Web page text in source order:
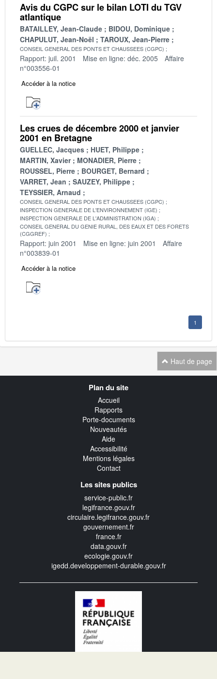
Avis du CGPC sur le bilan LOTI du TGV
atlantique
BATAILLEY, Jean-Claude
BIDOU, Dominique
CHAPULUT, Jean-Noël
TAROUX, Jean-Pierre
CONSEIL GENERAL DES PONTS ET CHAUSSEES (CGPC)
Rapport: juil. 2001 Mise en ligne: déc. 2005
Affaire
n°003556-01
Accéder à la notice
Les crues de décembre 2000 et janvier
2001 en Bretagne
GUELLEC, Jacques
HUET, Philippe
MARTIN, Xavier
MONADIER, Pierre
ROUSSEL, Pierre
BOURGET, Bernard
VARRET, Jean
SAUZEY, Philippe
TEYSSIER, Arnaud
CONSEIL GENERAL DES PONTS ET CHAUSSEES (CGPC)
INSPECTION GENERALE DE L'ENVIRONNEMENT (IGE)
INSPECTION GENERALE DE L'ADMINISTRATION (IGA)
CONSEIL GENERAL DU GENIE RURAL, DES EAUX ET DES FORETS
(CGGREF)
Rapport: juin 2001 Mise en ligne: juin 2001
Affaire
n°003839-01
Accéder à la notice
1
Haut de page
Plan du site
Accueil
Rapports
Porte-documents
Nouveautés
Aide
Accessibilité
Mentions légales
Contact
Les sites publics
service-public.fr
legifrance.gouv.fr
circulaire.legifrance.gouv.fr
gouvernement.fr
france.fr
data.gouv.fr
ecologie.gouv.fr
igedd.developpement-durable.gouv.fr